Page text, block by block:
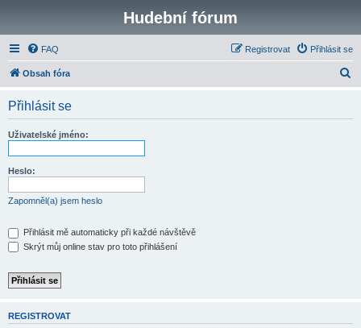
Hudební fórum
FAQ Přihlásit se
Registrovat
Obsah fóra
Přihlásit se
Uživatelské jméno:
Heslo:
Zapomněl(a) jsem heslo
Přihlásit mě automaticky při každé návštěvě
Skrýt můj online stav pro toto přihlášení
REGISTROVAT